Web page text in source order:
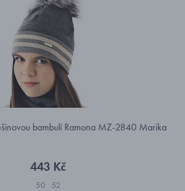
bambulí Ramona MZ-2840 Marika
443 Kč
50 52